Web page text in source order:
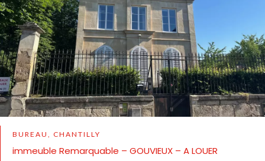
BUREAU, CHANTILLY
immeuble Remarquable – GOUVIEUX – A LOUER